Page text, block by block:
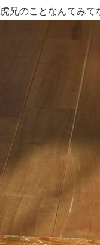
兄のことなんてみて